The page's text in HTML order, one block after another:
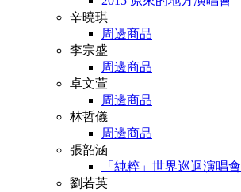
辛曉琪
周邊商品
李宗盛
周邊商品
卓文萱
周邊商品
林哲儀
周邊商品
張韶涵
「純粹」世界巡迴演唱會
劉若英